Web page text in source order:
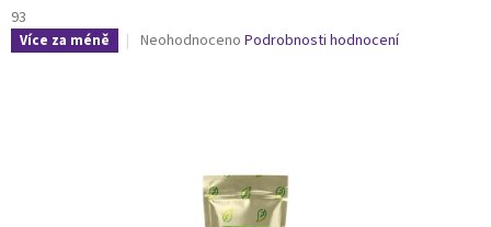
93
Více za méně
Průměrné
hvězdiček.
Neohodnoceno Podrobnosti hodnocení